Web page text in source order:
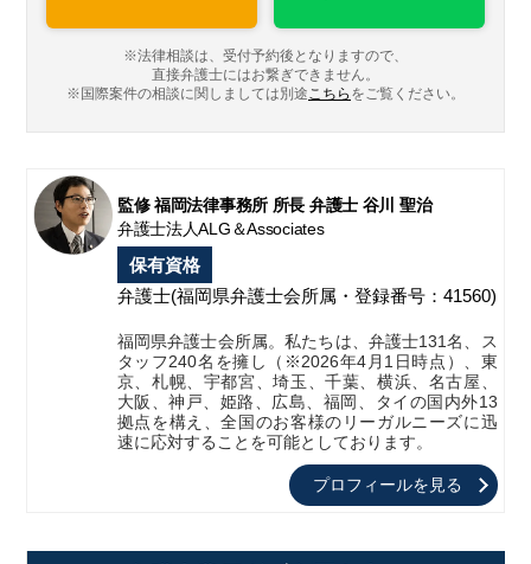
※法律相談は、受付予約後となりますので、
直接弁護士にはお繋ぎできません。
※国際案件の相談に関しましては別途こちら をご覧ください。
監修 福岡法律事務所 所長 弁護士 谷川 聖治
弁護士法人ALG＆Associates
保有資格
弁護士(福岡県弁護士会所属・登録番号：41560)
福岡県弁護士会所属。私たちは、弁護士131名、ス
タッフ240名を擁し（※2026年4月1日時点）、東
京、札幌、宇都宮、埼玉、千葉、横浜、名古屋、
大阪、神戸、姫路、広島、福岡、タイの国内外13
拠点を構え、全国のお客様のリーガルニーズに迅
速に応対することを可能としております。
プロフィールを見る